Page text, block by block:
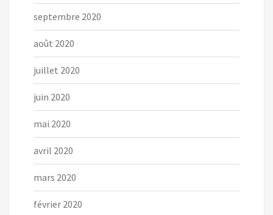
septembre 2020
août 2020
juillet 2020
juin 2020
mai 2020
avril 2020
mars 2020
février 2020